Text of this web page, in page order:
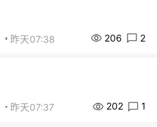
昨天07:38 206 2
昨天07:37 202 1